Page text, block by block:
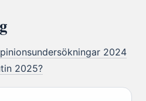
2024
2025?